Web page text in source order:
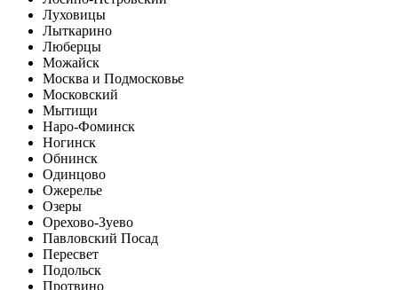
Луховицы
Лыткарино
Люберцы
Можайск
Москва и Подмосковье
Московский
Мытищи
Наро-Фоминск
Ногинск
Обнинск
Одинцово
Ожерелье
Озеры
Орехово-Зуево
Павловский Посад
Пересвет
Подольск
Протвино